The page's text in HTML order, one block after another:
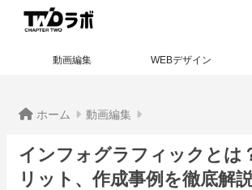
動画編集 WEBデザイン
ホーム 動画編集
インフォグラフィックとは
リット、作成事例を徹底解説